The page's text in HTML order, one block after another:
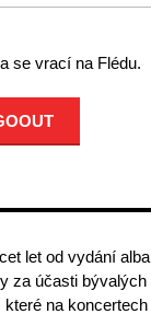
se vrací na Flédu.
let od vydání
za účasti
které na